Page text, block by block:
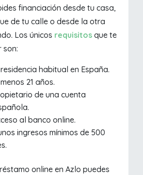
financiación desde tu casa,
de tu calle o desde la otra
Los únicos requisitos que te
son:
habitual en España.
21 años.
de una cuenta
al banco online.
ingresos mínimos de 500
online en Azlo puedes